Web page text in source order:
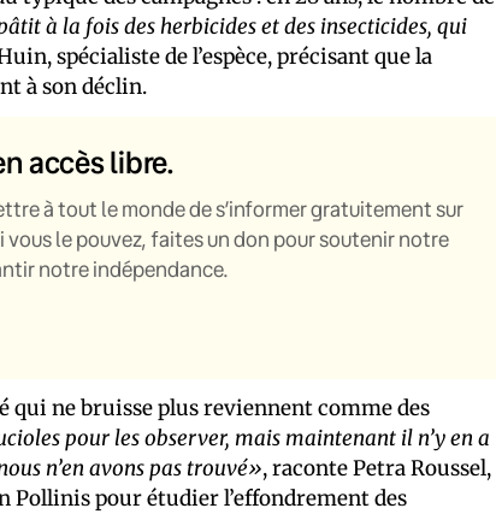
à la fois des herbicides et des insecticides, qui
spécialiste de l’espèce, précisant que la
à son déclin.
accès libre.
à tout le monde de s’informer gratuitement sur
vous le pouvez, faites un don pour soutenir notre
notre indépendance.
qui ne bruisse plus reviennent comme des
pour les observer, mais maintenant il n’y en a
n’en avons pas trouvé», raconte Petra Roussel,
Pollinis pour étudier l’effondrement des